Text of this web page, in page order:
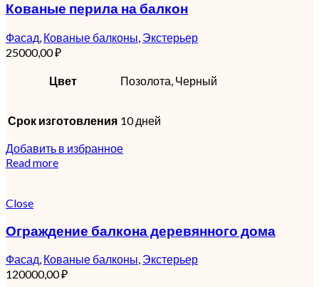
Кованые перила на балкон
Фасад, Кованые балконы, Экстерьер
25000,00₽
Цвет Позолота, Черный
Срок изготовления 10 дней
Добавить в избранное
Read more
Close
Ограждение балкона деревянного дома
Фасад, Кованые балконы, Экстерьер
120000,00₽